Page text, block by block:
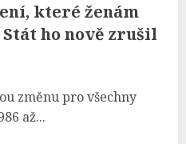
které ženám
ho nově zrušil
změnu pro všechny
až...